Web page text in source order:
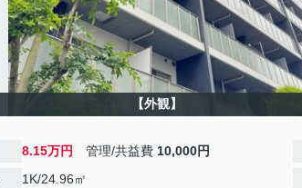
【外観】
8.15万円 管理/共益費 10,000円
1K/24.96㎡